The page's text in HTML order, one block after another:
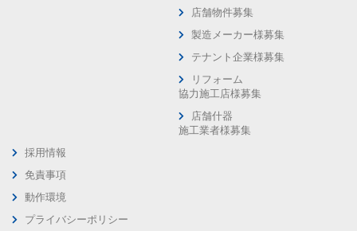
店舗物件募集
製造メーカー様募集
テナント企業様募集
リフォーム
協力施工店様募集
店舗什器
施工業者様募集
採用情報
免責事項
動作環境
プライバシーポリシー